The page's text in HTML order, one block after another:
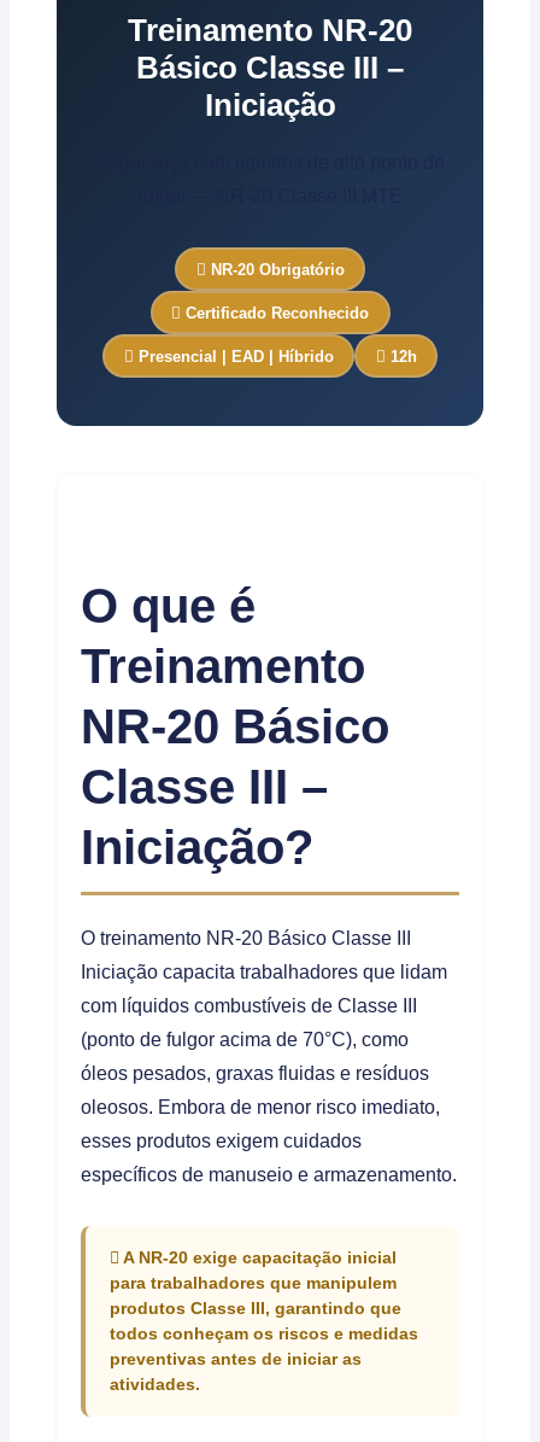
Treinamento NR-20
Básico Classe III –
Iniciação
NR-20 Obrigatório
Certificado Reconhecido
Presencial | EAD | Híbrido 12h
O que é
Treinamento
NR-20 Básico
Classe III –
Iniciação?
O treinamento NR-20 Básico Classe III
Iniciação capacita trabalhadores que lidam
com líquidos combustíveis de Classe III
(ponto de fulgor acima de 70°C), como
óleos pesados, graxas fluidas e resíduos
oleosos. Embora de menor risco imediato,
esses produtos exigem cuidados
específicos de manuseio e armazenamento.
A NR-20 exige capacitação inicial
para trabalhadores que manipulem
produtos Classe III, garantindo que
todos conheçam os riscos e medidas
preventivas antes de iniciar as
atividades.